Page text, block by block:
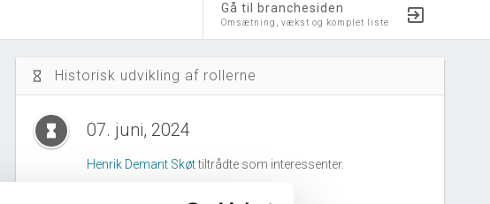
Gå til branchesiden
Omsætning, vækst og komplet liste
hourglass_empty Historisk udvikling af rollerne
hourglass_full 07. juni, 2024
Henrik Demant Skøttiltrådte som interessenter.